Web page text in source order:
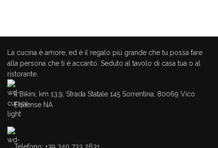
La cucina è amore, ed è il regalo più grande che tu possa fare
alla persona che ti è accanto. Seduto al tavolo di casa tua o al
ristorante.
Il Bikini, km 13,9, Strada Statale 145 Sorrentina, 80069 Vico
Equense NA